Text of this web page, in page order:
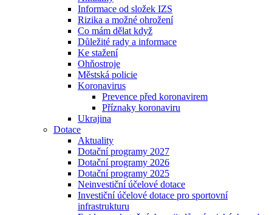
Informace od složek IZS
Rizika a možné ohrožení
Co mám dělat když
Důležité rady a informace
Ke stažení
Ohňostroje
Městská policie
Koronavirus
Prevence před koronavirem
Příznaky koronaviru
Ukrajina
Dotace
Aktuality
Dotační programy 2027
Dotační programy 2026
Dotační programy 2025
Neinvestiční účelové dotace
Investiční účelové dotace pro sportovní
infrastrukturu